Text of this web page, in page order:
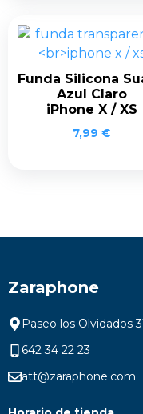
Funda Silicona
Azul Claro
iPhone X / XS
7,99 €
Zaraphone
Paseo los Olvidados
642 34 22 23
att@zaraphone.com